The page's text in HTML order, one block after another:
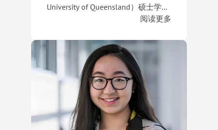
University of Queensland）硕士学
位。作为U.S. News Global Education
校申请规划，凭借丰富的行业经验和
深入的招生研究，帮助学生制定个性
化升学策略，实现学术目标与个人发
展规划。
计帮助300余名学生成功申请世界知
名大学及艺术院校。他不仅熟悉美
国、英国、澳大利亚等主流留学国家
的申请体系，更擅长根据学生的学术
背景、兴趣特长及职业目标，制定兼
具竞争力与可行性的申请方案。
除了综合性大学申请外，Harris在艺
术与创意类院校申请领域也拥有丰富
经验，对作品集规划、个人定位及艺
术背景塑造有深入理解。他曾成功指
导学生获得芝加哥大学、康奈尔大
阅读更多